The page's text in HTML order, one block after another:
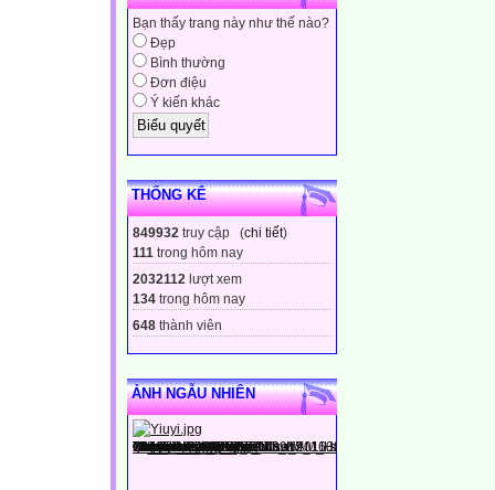
Bạn thấy trang này như thế nào?
Đẹp
Bình thường
Đơn điệu
Ý kiến khác
THỐNG KÊ
849932 truy cập (chi tiết)
111 trong hôm nay
2032112 lượt xem
134 trong hôm nay
648 thành viên
ẢNH NGẪU NHIÊN